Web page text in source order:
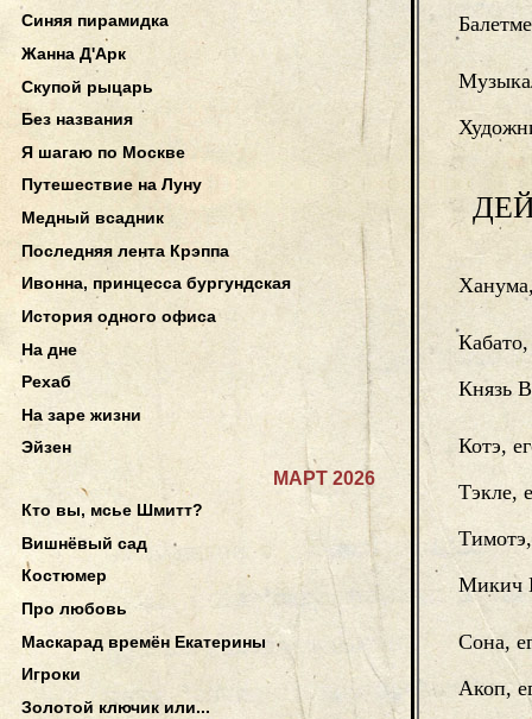
Кабато,
Князь
Котэ,
Тэкле,
Тимотэ,
Микич
Сона,
Акоп,
Синяя пирамидка
Жанна Д'Арк
Скупой рыцарь
Без названия
Я шагаю по Москве
Путешествие на Луну
Медный всадник
Последняя лента Крэппа
Ивонна, принцесса бургундская
История одного офиса
На дне
Рехаб
На заре жизни
Эйзен
МАРТ 2026
Кто вы, мсье Шмитт?
Вишнёвый сад
Костюмер
Про любовь
Маскарад времён Екатерины
Игроки
Золотой ключик или...